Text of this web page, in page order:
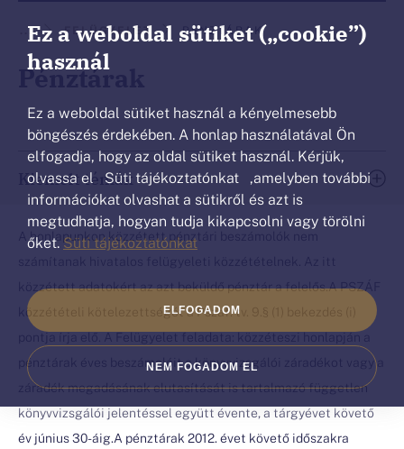
Ez a weboldal sütiket („cookie”)
használ
Ez a weboldal sütiket használ a kényelmesebb
böngészés érdekében. A honlap használatával Ön
elfogadja, hogy az oldal sütiket használ. Kérjük,
olvassa el Süti tájékoztatónkat ,amelyben további
információkat olvashat a sütikről és azt is
megtudhatja, hogyan tudja kikapcsolni vagy törölni
őket. Süti tájékoztatónkat
NEM FOGADOM EL
ELFOGADOM
Pénztárak
Ön
ezen
oldalon
van.
... FELÜGYELET PÉNZTÁRAK
Kiemelt témák
A honlapunkon közzétett pénztári beszámolók nem
közzétett adatokért az azt beküldő pénztár a felelős.A PSZÁF
közzétételi kötelezettségét a Pszaf. tv. 9.§ (1) bekezdés (i)
pontja írja elő. A Felügyelet feladata: közzéteszi honlapján a
pénztárak éves beszámolóit a könyvvizsgálói záradékot vagy a
záradék megadásának elutasítását is tartalmazó független
könyvvizsgálói jelentéssel együtt évente, a tárgyévet követő
év június 30-áig.A pénztárak 2012. évet követő időszakra